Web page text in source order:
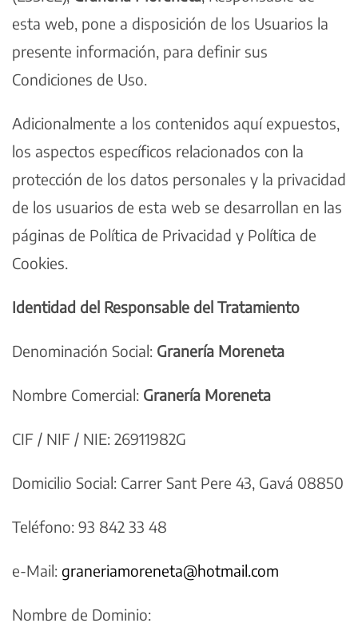
esta web, pone a disposición de los Usuarios la
presente información, para definir sus
Condiciones de Uso.
Adicionalmente a los contenidos aquí expuestos,
los aspectos específicos relacionados con la
protección de los datos personales y la privacidad
de los usuarios de esta web se desarrollan en las
páginas de Política de Privacidad y Política de
Cookies.
Identidad del Responsable del Tratamiento
Denominación Social: Granería Moreneta
Nombre Comercial: Granería Moreneta
CIF / NIF / NIE: 26911982G
Domicilio Social: Carrer Sant Pere 43, Gavá 08850
Teléfono: 93 842 33 48
e-Mail: graneriamoreneta@hotmail.com
Nombre de Dominio: